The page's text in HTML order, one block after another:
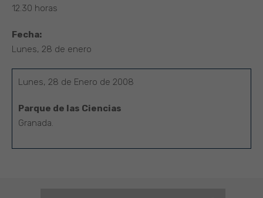
12.30 horas
Fecha:
Lunes, 28 de enero
Lunes, 28 de Enero de 2008
Parque de las Ciencias
Granada.